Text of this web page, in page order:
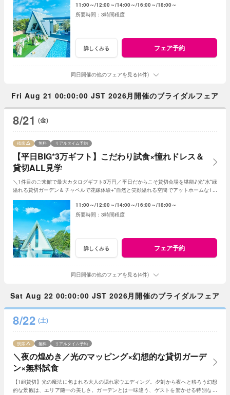
11:00～ 12:00～ 14:00～ 16:00～ 18:00～
3時間程度
詳しくみる フェア予約
同日開催の他のフェアを見る(4件)
Fri Aug 21 00:00:00 JST 2026月開催のブライダルフェア
8/21 (金)
【平日BIG*3万ギフト】こだわり試食×憧れドレス＆
貸切ALL見学
残席 無料 リアルタイム予約
＼1件目のご来館で最大カタログギフト3万円／平日だからこそ貸切会場を堪能♪光*水*緑
溢れる貸切ガーデン＆チャペルで花嫁体験+*自然と笑顔溢れる空間でアットホームな1日
11:00～ 12:00～ 14:00～ 16:00～ 18:00～
3時間程度
詳しくみる フェア予約
同日開催の他のフェアを見る(4件)
Sat Aug 22 00:00:00 JST 2026月開催のブライダルフェア
8/22 (土)
＼夜の煌めき／光のマッピング×幻想的な貸切ガーデ
ン×無料試食
残席 無料 リアルタイム予約
【1組貸切】光の魔法に包まれる大人の隠れ家ウエディング。夕刻から夜へと移ろう幻想
的な景観は、エリア随一の美しさ。ガーデンとは一味違う、ゲストを驚かせる特別な光